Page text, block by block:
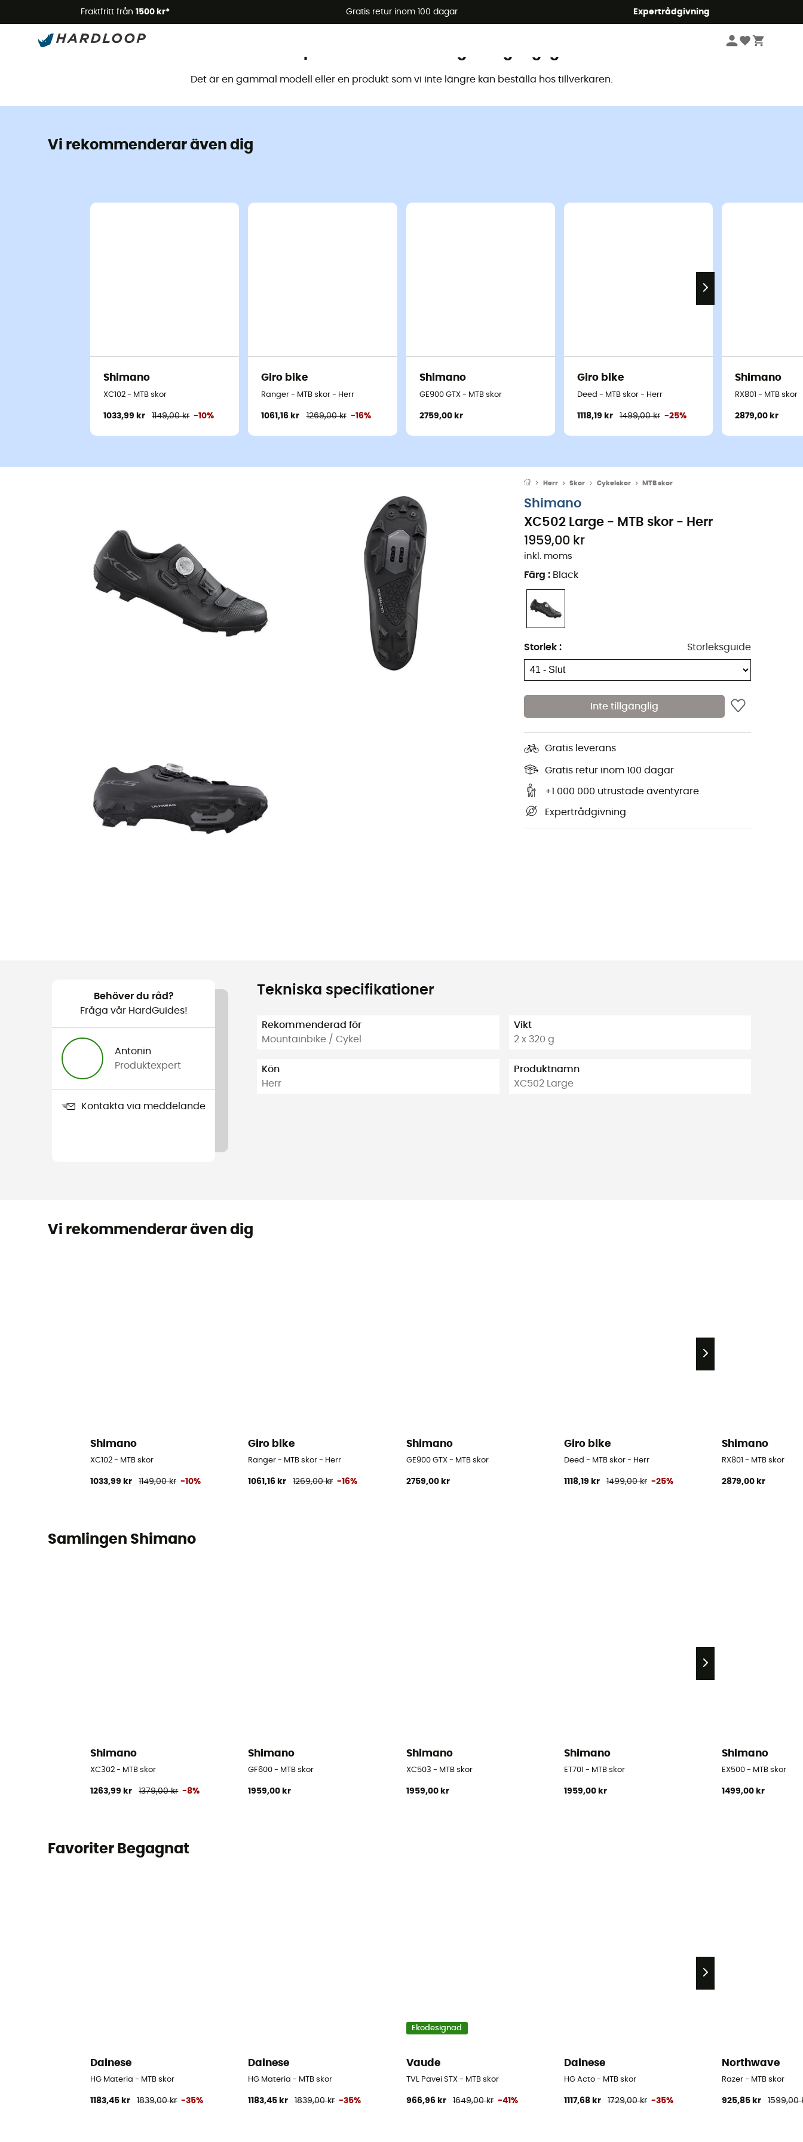
Fraktfritt från 1500 kr* Gratis retur inom 100 dagar Expertrådgivning
Sommarerbjudanden 🔥 -5 % EXTRA vid köp av 2 produkter* kod Summer5
Det är en gammal modell eller en produkt som vi inte längre kan beställa hos tillverkaren.
Vi rekommenderar även dig
Shimano
XC102 - MTB skor
1033,99 kr 1149,00 kr -10%
Giro bike
Ranger - MTB skor - Herr
1061,16 kr 1269,00 kr -16%
Shimano
GE900 GTX - MTB skor
2759,00 kr
Giro bike
Deed - MTB skor - Herr
1118,19 kr 1499,00 kr -25%
Shimano
RX801 - MTB skor
2879,00 kr
Herr Skor Cykelskor MTB skor
Shimano
XC502 Large - MTB skor - Herr
1959,00 kr
inkl. moms
Färg : Black
Storlek : Storleksguide
Inte tillgänglig
Gratis leverans
Gratis retur inom 100 dagar
+1 000 000 utrustade äventyrare
Expertrådgivning
Behöver du råd?
Fråga vår HardGuides!
Antonin
Produktexpert
Kontakta via meddelande
Tekniska specifikationer
Rekommenderad för
Mountainbike / Cykel
Kön
Herr
Vikt
2 x 320 g
Produktnamn
XC502 Large
Vi rekommenderar även dig
Shimano
XC102 - MTB skor
1033,99 kr 1149,00 kr -10%
Giro bike
Ranger - MTB skor - Herr
1061,16 kr 1269,00 kr -16%
Shimano
GE900 GTX - MTB skor
2759,00 kr
Giro bike
Deed - MTB skor - Herr
1118,19 kr 1499,00 kr -25%
Shimano
RX801 - MTB skor
2879,00 kr
Samlingen Shimano
Shimano
XC302 - MTB skor
1263,99 kr 1379,00 kr -8%
Shimano
GF600 - MTB skor
1959,00 kr
Shimano
XC503 - MTB skor
1959,00 kr
Shimano
ET701 - MTB skor
1959,00 kr
Shimano
EX500 - MTB skor
1499,00 kr
Favoriter Begagnat
Dainese
HG Materia - MTB skor
1183,45 kr 1839,00 kr -35%
Dainese
HG Materia - MTB skor
1183,45 kr 1839,00 kr -35%
Ekodesignad
Vaude
TVL Pavei STX - MTB skor
966,96 kr 1649,00 kr -41%
Dainese
HG Acto - MTB skor
1117,68 kr 1729,00 kr -35%
Northwave
Razer - MTB skor
925,85 kr 1599,00